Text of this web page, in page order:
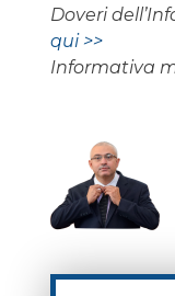
Doveri
qui >>
Informativa